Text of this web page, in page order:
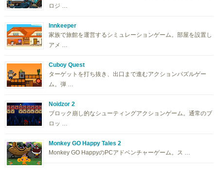
ロジ …
Innkeeper
家族で旅館を運営するシミュレーションゲーム。部屋を設置し
アメ …
Cuboy Quest
ターゲットを打ち抜き、出口まで進むアクションパズルゲー
ム。弾 …
Noidzor 2
ブロック崩し的なシューティングアクションゲーム。通常のブ
ロッ …
Monkey GO Happy Tales 2
Monkey GO HappyのPCアドベンチャーゲーム。ス …